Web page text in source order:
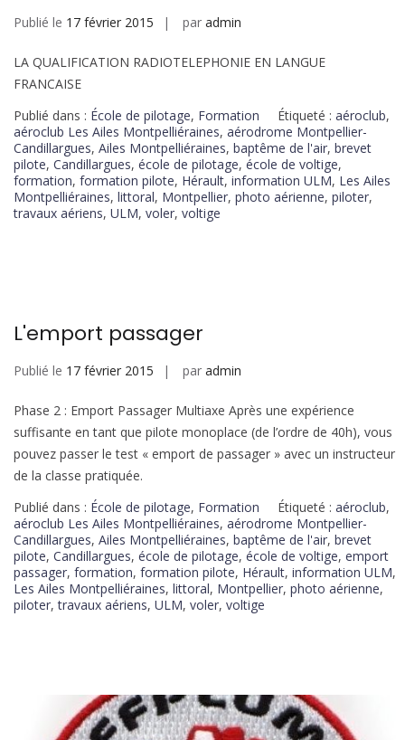
Publié le 17 février 2015 par admin
LA QUALIFICATION RADIOTELEPHONIE EN LANGUE
FRANCAISE
Publié dans : École de pilotage, Formation Étiqueté : aéroclub,
aéroclub Les Ailes Montpelliéraines, aérodrome Montpellier-
Candillargues, Ailes Montpelliéraines, baptême de l'air, brevet
pilote, Candillargues, école de pilotage, école de voltige,
formation, formation pilote, Hérault, information ULM, Les Ailes
Montpelliéraines, littoral, Montpellier, photo aérienne, piloter,
travaux aériens, ULM, voler, voltige
L'emport passager
Publié le 17 février 2015 par admin
Phase 2 : Emport Passager Multiaxe Après une expérience
suffisante en tant que pilote monoplace (de l’ordre de 40h), vous
pouvez passer le test « emport de passager » avec un instructeur
de la classe pratiquée.
Publié dans : École de pilotage, Formation Étiqueté : aéroclub,
aéroclub Les Ailes Montpelliéraines, aérodrome Montpellier-
Candillargues, Ailes Montpelliéraines, baptême de l'air, brevet
pilote, Candillargues, école de pilotage, école de voltige, emport
passager, formation, formation pilote, Hérault, information ULM,
Les Ailes Montpelliéraines, littoral, Montpellier, photo aérienne,
piloter,travaux aériens, ULM, voler, voltige